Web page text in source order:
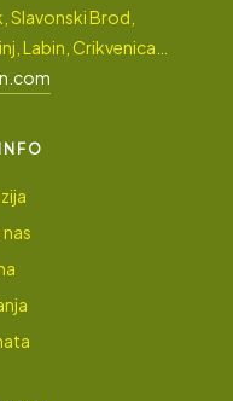
Slavonski Brod,
Labin, Crikvenica…